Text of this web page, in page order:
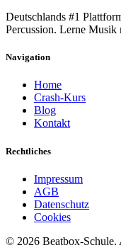
Deutschlands #1
Percussion. Lerne
Navigation
Home
Crash-Kurs
Blog
Kontakt
Rechtliches
Impressum
AGB
Datenschutz
Cookies
© 2026 Beatbox-Schule.